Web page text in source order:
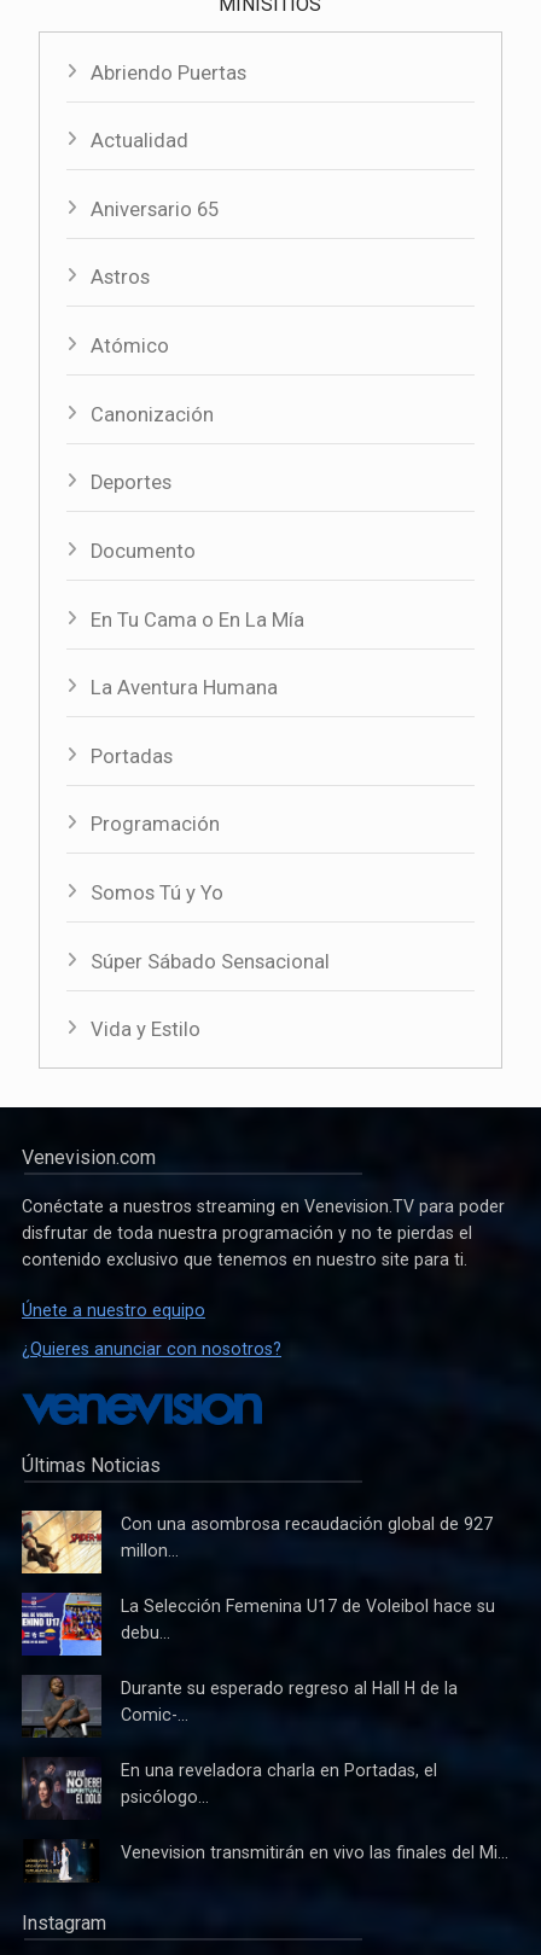
Abriendo Puertas
Actualidad
Aniversario 65
Astros
Atómico
Canonización
Deportes
Documento
En Tu Cama o En La Mía
La Aventura Humana
Portadas
Programación
Somos Tú y Yo
Súper Sábado Sensacional
Vida y Estilo
Venevision.com
Conéctate a nuestros streaming en Venevision.TV para poder
disfrutar de toda nuestra programación y no te pierdas el
contenido exclusivo que tenemos en nuestro site para ti.
Únete a nuestro equipo
¿Quieres anunciar con nosotros?
Últimas Noticias
Con una asombrosa recaudación global de 927
millon...
La Selección Femenina U17 de Voleibol hace su
debu...
Durante su esperado regreso al Hall H de la
Comic-...
En una reveladora charla en Portadas, el
psicólogo...
Venevision transmitirán en vivo las finales del Mi...
Instagram